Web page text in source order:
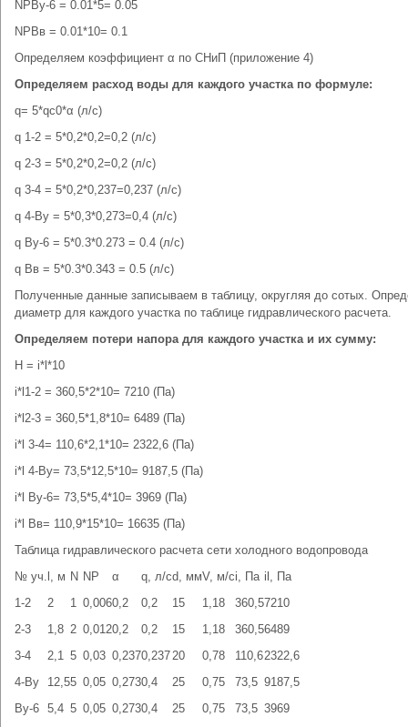
NPВу-6 = 0.01*5= 0.05
NPВв = 0.01*10= 0.1
Определяем коэффициент α по СНиП (приложение 4)
Определяем расход воды для каждого участка по формуле:
q= 5*qc0*α (л/с)
q 1-2 = 5*0,2*0,2=0,2 (л/с)
q 2-3 = 5*0,2*0,2=0,2 (л/с)
q 3-4 = 5*0,2*0,237=0,237 (л/с)
q 4-Ву = 5*0,3*0,273=0,4 (л/с)
q Ву-6 = 5*0.3*0.273 = 0.4 (л/с)
q Вв = 5*0.3*0.343 = 0.5 (л/с)
Полученные данные записываем в таблицу, округляя до сотых.
диаметр для каждого участка по таблице гидравлического расчета.
Определяем потери напора для каждого участка и их сумму:
H = i*l*10
i*l1-2 = 360,5*2*10= 7210 (Па)
i*l2-3 = 360,5*1,8*10= 6489 (Па)
i*l 3-4= 110,6*2,1*10= 2322,6 (Па)
i*l 4-Ву= 73,5*12,5*10= 9187,5 (Па)
i*l Ву-6= 73,5*5,4*10= 3969 (Па)
i*l Вв= 110,9*15*10= 16635 (Па)
Таблица гидравлического расчета сети холодного водопровода
№ уч. l, м N NP α q, л/сd, ммV, м/сi, Па il, Па
1-2
2 1 0,0060,2 0,2 15 1,18 360,57210
2-3
1,8 2 0,0120,2 0,2 15 1,18 360,56489
3-4
2,1 5 0,03 0,2370,23720 0,78 110,62322,6
4-Ву
12,55 0,05 0,2730,4 25 0,75 73,5 9187,5
Ву-6 5,4 5 0,05 0,2730,4 25 0,75 73,5 3969